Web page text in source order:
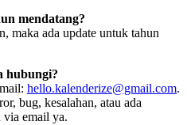
mendatang?
maka ada update untuk tahun
hubungi?
hello.kalenderize@gmail.com.
bug, kesalahan, atau ada
via email ya.